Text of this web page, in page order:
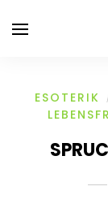
ESOTERIK